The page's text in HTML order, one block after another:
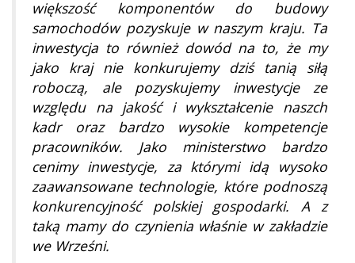
większość komponentów do budowy
samochodów pozyskuje w naszym kraju. Ta
inwestycja to również dowód na to, że my
jako kraj nie konkurujemy dziś tanią siłą
roboczą, ale pozyskujemy inwestycje ze
względu na jakość i wykształcenie naszch
kadr oraz bardzo wysokie kompetencje
pracowników. Jako ministerstwo bardzo
cenimy inwestycje, za którymi idą wysoko
zaawansowane technologie, które podnoszą
konkurencyjność polskiej gospodarki. A z
taką mamy do czynienia właśnie w zakładzie
we Wrześni.